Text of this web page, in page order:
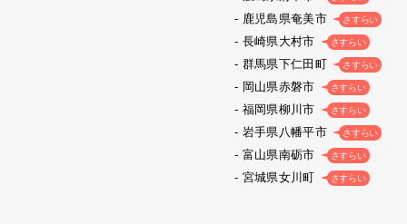
鹿児島県奄美市 さすらい
長崎県大村市 さすらい
群馬県下仁田町 さすらい
岡山県赤磐市 さすらい
福岡県柳川市 さすらい
岩手県八幡平市 さすらい
富山県南砺市 さすらい
宮城県女川町 さすらい